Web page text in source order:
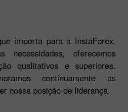
importa para a InstaForex.
oferecemos
qualitativos e superiores.
continuamente as
nossa posição de liderança.